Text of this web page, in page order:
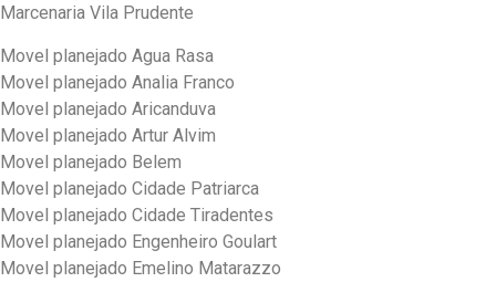
Marcenaria Vila Prudente
Movel planejado Agua Rasa
Movel planejado Analia Franco
Movel planejado Aricanduva
Movel planejado Artur Alvim
Movel planejado Belem
Movel planejado Cidade Patriarca
Movel planejado Cidade Tiradentes
Movel planejado Engenheiro Goulart
Movel planejado Emelino Matarazzo